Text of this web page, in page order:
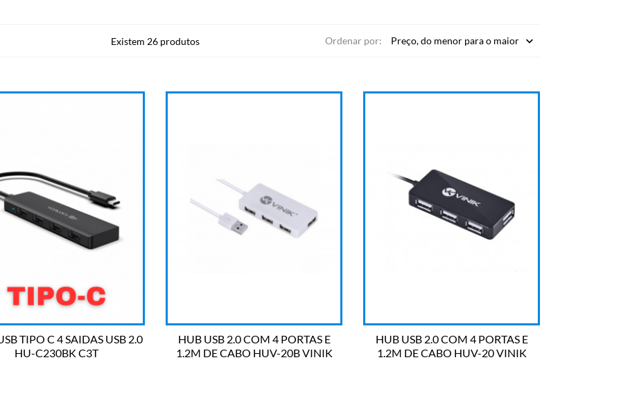
Existem 26 produtos Ordenar por: Preço, do menor para o maior 
OLHADA RÁPIDA
TIPO C 4 SAIDAS USB 2.0
HU-C230BK C3T
OLHADA RÁPIDA
HUB USB 2.0 COM 4 PORTAS E
1.2M DE CABO HUV-20B VINIK
OLHADA RÁPIDA
HUB USB 2.0 COM 4 PORTAS E
1.2M DE CABO HUV-20 VINIK